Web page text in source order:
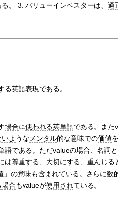
る。 3. バリューインベスターは、 適
る英語表現である。
場合に使われる英単語である。また
よ うな メンタル的な意味での価値
語である。ただvalueの場合 名詞と
は尊重する 大切にする 重んじる
の意味も含まれている。さらに数
場合もvalueが使用されている。